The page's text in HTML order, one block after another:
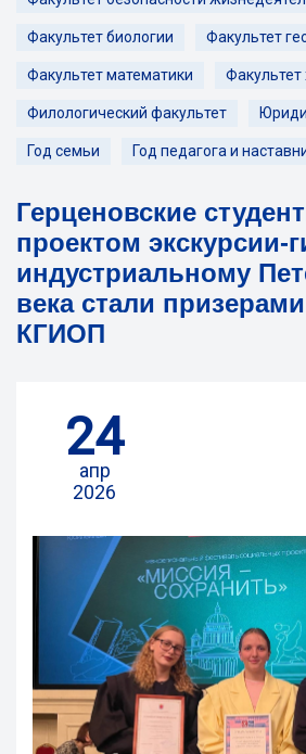
Факультет биологии Факультет
Факультет математики Факультет
Филологический факультет
Год семьи Год педагога и
Герценовские
проектом экскурсии-
индустриальному
века стали
КГИОП
24
апр
2026